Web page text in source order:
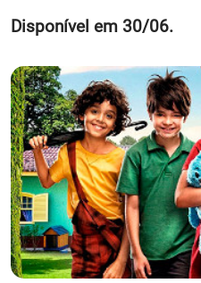
Disponível em 30/06.